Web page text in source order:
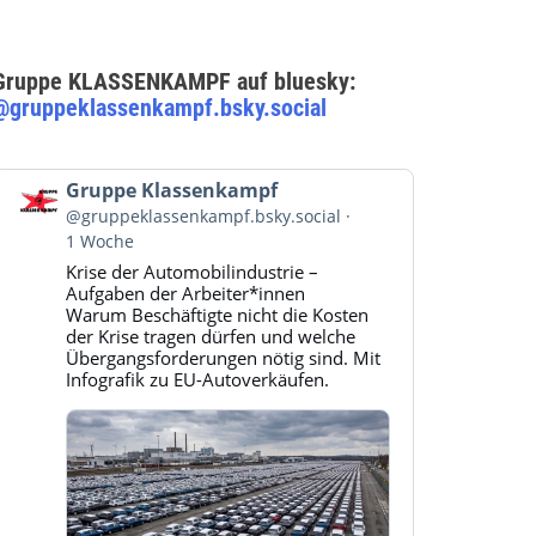
KLASSENKAMPF auf bluesky:
Beitrag
von
Gruppe
Klassenkampf
Bluesky
ansehen
Gruppe Klassenkampf
@gruppeklassenkampf.bsky.social
1 Woche
Krise der Automobilindustrie –
Aufgaben der Arbeiter*innen
Warum Beschäftigte nicht die Kosten
der Krise tragen dürfen und welche
Übergangsforderungen nötig sind. Mit
Infografik zu EU-Autoverkäufen.